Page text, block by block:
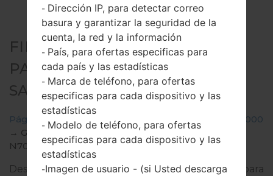
FIRMWARE OFICIAL #44660
PARA GT-N7000 -
SAMSUNGGALAXY NOTE
Página principal → Galaxy Note
SamsungGT-N7000
→ GT-
N7000_OMN_1_20130506194655_v4v4qx6h5r.zip
Descargue la última actualización de firmware para
- Dirección IP, para detectar correo
basura y garantizar la seguridad de la
cuenta, la red y la información
- País, para ofertas especificas para
cada país y las estadísticas
- Marca de teléfono, para ofertas
especificas para cada dispositivo y las
estadísticas
- Modelo de teléfono, para ofertas
especificas para cada dispositivo y las
estadísticas
-Imagen de usuario - (si Usted descarga